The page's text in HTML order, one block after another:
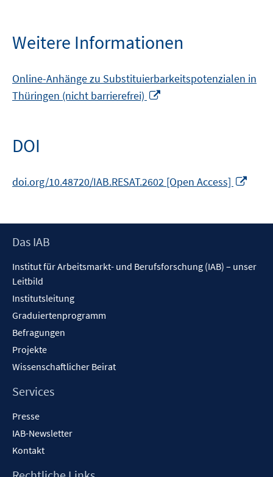
öffnen
Weitere Informationen
Online-Anhänge zu Substituierbarkeitspotenzialen in
Thüringen (nicht barrierefrei)
DOI
doi.org/10.48720/IAB.RESAT.2602 [Open Access]
Footer
Das IAB
Institut für Arbeitsmarkt- und Berufsforschung (IAB) – unser
Leitbild
Institutsleitung
Graduiertenprogramm
Befragungen
Projekte
Wissenschaftlicher Beirat
Services
Presse
IAB-Newsletter
Kontakt